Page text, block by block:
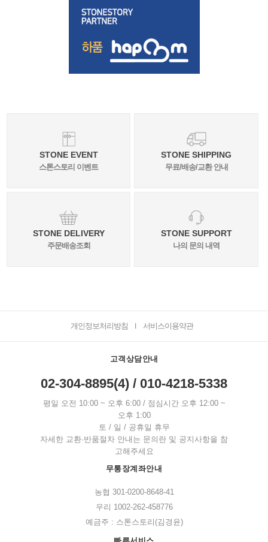
STONE EVENT
스톤스토리 이벤트
STONE SHIPPING
무료/배송/교환 안내
STONE DELIVERY
주문배송조회
STONE SUPPORT
나의 문의 내역
개인정보처리방침 서비스이용약관
고객상담안내
02-304-8895(4) / 010-4218-5338
평일 오전 10:00 ~ 오후 6:00 / 점심시간 오후 12:00 ~
오후 1:00
토 / 일 / 공휴일 휴무
자세한 교환·반품절차 안내는 문의란 및 공지사항을 참
고해주세요
무통장계좌안내
농협 301-0200-8648-41
우리 1002-262-458776
예금주 : 스톤스토리(김경윤)